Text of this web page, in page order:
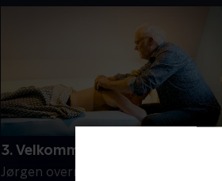
3. Velkommen til 2021
Jørgen overrasker Kirsten med